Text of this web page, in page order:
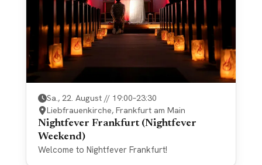
Sa., 22. August // 19:00–23:30
Liebfrauenkirche, Frankfurt am Main
Nightfever Frankfurt (Nightfever
Weekend)
Welcome to Nightfever Frankfurt!